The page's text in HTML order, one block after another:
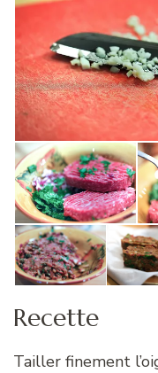
Recette
Tailler finement